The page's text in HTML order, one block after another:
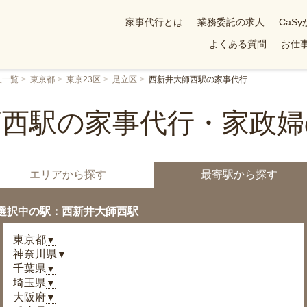
家事代行とは 業務委託の求人
CaSy
よくある質問
お仕
一覧 東京都 東京23区 足立区 西新井大師西駅の家事代行
駅の家事代行・家政
エリアから探す 最寄駅から探す
択中の駅：西新井大師西駅
東京都▼
神奈川県 ▼
千葉県 ▼
埼玉県 ▼
大阪府▼